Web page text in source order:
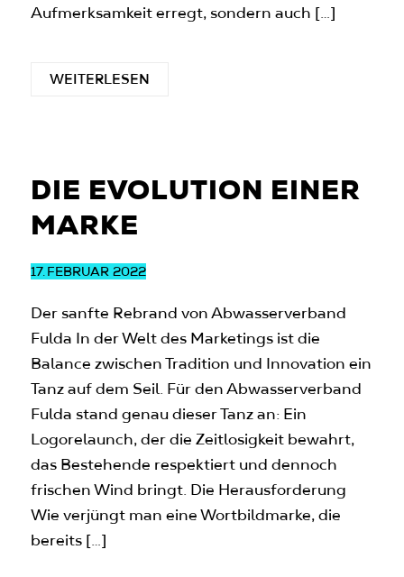
Aufmerksamkeit erregt, sondern auch […]
WEITERLESEN
DIE EVOLUTION EINER
MARKE
17.FEBRUAR 2022
Der sanfte Rebrand von Abwasserverband
Fulda In der Welt des Marketings ist die
Balance zwischen Tradition und Innovation ein
Tanz auf dem Seil. Für den Abwasserverband
Fulda stand genau dieser Tanz an: Ein
Logorelaunch, der die Zeitlosigkeit bewahrt,
das Bestehende respektiert und dennoch
frischen Wind bringt. Die Herausforderung
Wie verjüngt man eine Wortbildmarke, die
bereits […]